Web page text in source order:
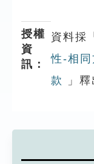
授權
資
訊：
資料採「
性-相
款
」釋